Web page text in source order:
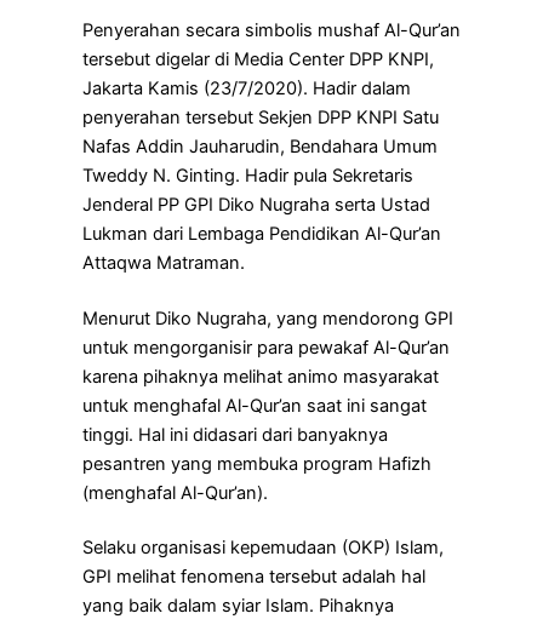
Penyerahan secara simbolis mushaf Al-Qur’an
tersebut digelar di Media Center DPP KNPI,
Jakarta Kamis (23/7/2020). Hadir dalam
penyerahan tersebut Sekjen DPP KNPI Satu
Nafas Addin Jauharudin, Bendahara Umum
Tweddy N. Ginting. Hadir pula Sekretaris
Jenderal PP GPI Diko Nugraha serta Ustad
Lukman dari Lembaga Pendidikan Al-Qur’an
Attaqwa Matraman.
Menurut Diko Nugraha, yang mendorong GPI
untuk mengorganisir para pewakaf Al-Qur’an
karena pihaknya melihat animo masyarakat
untuk menghafal Al-Qur’an saat ini sangat
tinggi. Hal ini didasari dari banyaknya
pesantren yang membuka program Hafizh
(menghafal Al-Qur’an).
Selaku organisasi kepemudaan (OKP) Islam,
GPI melihat fenomena tersebut adalah hal
yang baik dalam syiar Islam. Pihaknya